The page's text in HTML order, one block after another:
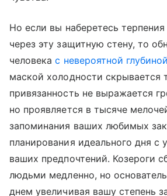
Но если вы наберетесь
через эту защитную стену, то
человекас невероятной
маской холодности скрывается
привязанность не выражается
но проявляется в тысяче
запоминания ваших любимых
планирования идеального дня с
ваших предпочтений. Козероги
людьми медленно, но
днем увеличивая вашу степень